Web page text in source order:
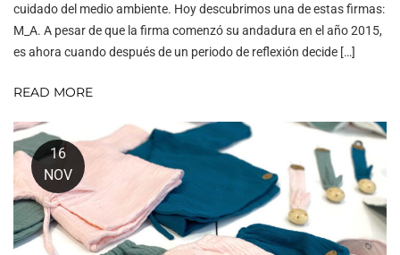
cuidado del medio ambiente. Hoy descubrimos una de estas firmas:
M_A. A pesar de que la firma comenzó su andadura en el año 2015,
es ahora cuando después de un periodo de reflexión decide […]
READ MORE
16
NOV